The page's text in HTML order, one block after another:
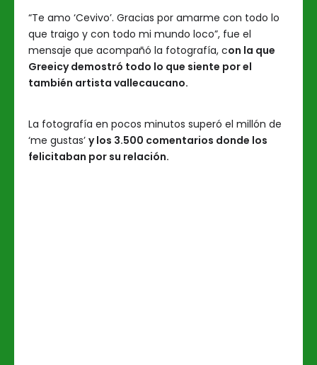
“Te amo ‘Cevivo’. Gracias por amarme con todo lo
que traigo y con todo mi mundo loco”, fue el
mensaje que acompañó la fotografía, con la que
Greeicy demostró todo lo que siente por el
también artista vallecaucano.
La fotografía en pocos minutos superó el millón de
‘me gustas’ y los 3.500 comentarios donde los
felicitaban por su relación.